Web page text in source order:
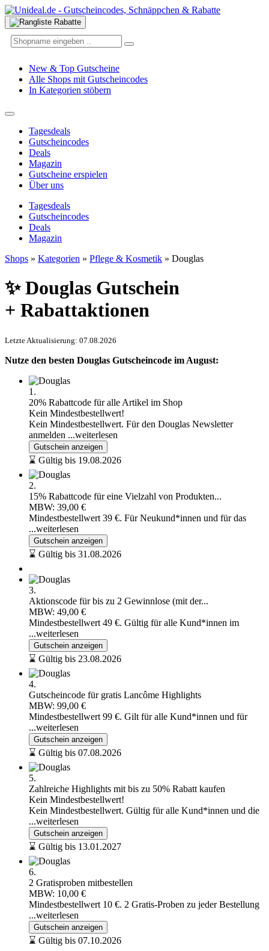
New & Top Gutscheine
Alle Shops mit Gutscheincodes
In Kategorien stöbern
Tagesdeals
Gutscheincodes
Deals
Magazin
Gutscheine erspielen
Über uns
Tagesdeals
Gutscheincodes
Deals
Magazin
Shops » Kategorien » Pflege & Kosmetik » Douglas
✨ Douglas Gutschein
+ Rabattaktionen
Letzte Aktualisierung: 07.08.2026
Nutze den besten Douglas Gutscheincode im August:
1.
20% Rabattcode für alle Artikel im Shop
Kein Mindestbestellwert!
Kein Mindestbestellwert. Für den Douglas Newsletter
anmelden ...weiterlesen
Gutschein anzeigen
⌛ Gültig bis 19.08.2026
2.
15% Rabattcode für eine Vielzahl von Produkten...
MBW: 39,00 €
Mindestbestellwert 39 €. Für Neukund*innen und für das
...weiterlesen
Gutschein anzeigen
⌛ Gültig bis 31.08.2026
3.
Aktionscode für bis zu 2 Gewinnlose (mit der...
MBW: 49,00 €
Mindestbestellwert 49 €. Gültig für alle Kund*innen im
...weiterlesen
Gutschein anzeigen
⌛ Gültig bis 23.08.2026
4.
Gutscheincode für gratis Lancôme Highlights
MBW: 99,00 €
Mindestbestellwert 99 €. Gilt für alle Kund*innen und für
...weiterlesen
Gutschein anzeigen
⌛ Gültig bis 07.08.2026
5.
Zahlreiche Highlights mit bis zu 50% Rabatt kaufen
Kein Mindestbestellwert!
Kein Mindestbestellwert. Gültig für alle Kund*innen und die
...weiterlesen
Gutschein anzeigen
⌛ Gültig bis 13.01.2027
6.
2 Gratisproben mitbestellen
MBW: 10,00 €
Mindestbestellwert 10 €. 2 Gratis-Proben zu jeder Bestellung
...weiterlesen
Gutschein anzeigen
⌛ Gültig bis 07.10.2026